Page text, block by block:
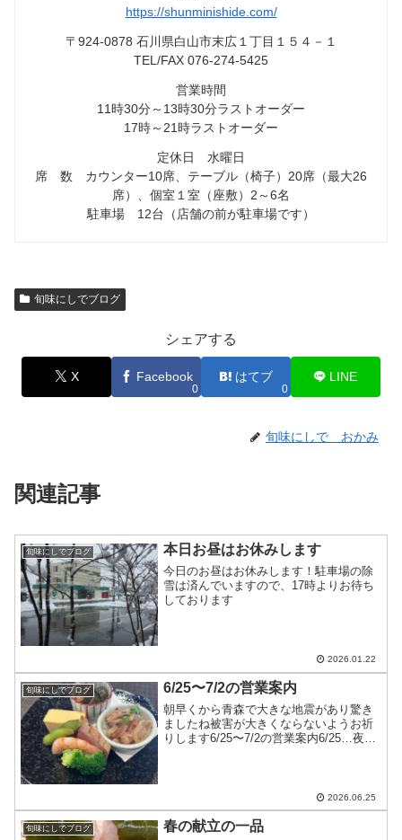
https://shunminishide.com/
〒924-0878 石川県白山市末広１丁目１５４－１
TEL/FAX 076-274-5425
営業時間
11時30分～13時30分ラストオーダー
17時～21時ラストオーダー
定休日 水曜日
席 数 カウンター10席、テーブル（椅子）20席（最大26
席）、個室１室（座敷）2～6名
駐車場 12台（店舗の前が駐車場です）
旬味にしでブログ
シェアする
X Facebook
0
はてブ
0
LINE
旬味にしで おかみ
関連記事
旬味にしでブログ 本日お昼はお休みします
今日のお昼はお休みします！駐車場の除
雪は済んでいますので、17時よりお待ち
しております
2026.01.22
旬味にしでブログ 6/25〜7/2の営業案内
朝早くから青森で大きな地震があり驚き
ましたね被害が大きくならないようお祈
りします6/25〜7/2の営業案内6/25…夜の
2026.06.25
旬味にしでブログ 春の献立の一品